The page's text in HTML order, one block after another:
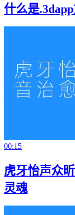
什么是.3dapp
00:15
虎牙怡声众
灵魂